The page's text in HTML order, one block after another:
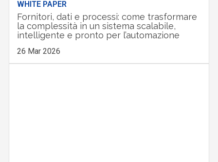
WHITE PAPER
Fornitori, dati e processi: come trasformare
la complessità in un sistema scalabile,
intelligente e pronto per l’automazione
26 Mar 2026